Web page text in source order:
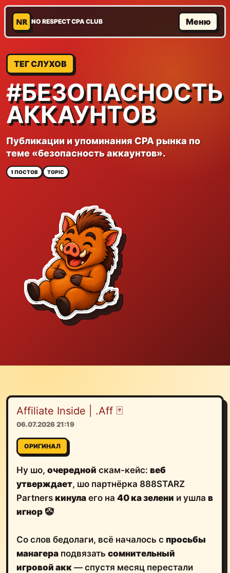
NR NO RESPECT CPA CLUB Меню
ТЕГ СЛУХОВ
#БЕЗОПАСНОСТЬ
АККАУНТОВ
Публикации и упоминания CPA рынка по
теме «безопасность аккаунтов».
1 ПОСТОВ TOPIC
Affiliate Inside | .Aff 🃏
06.07.2026 21:19
ОРИГИНАЛ
Ну шо, очередной скам-кейс: веб
утверждает, шо партнёрка 888STARZ
Partners кинула его на 40 ка зелени и ушла в
игнор 🤡
Со слов бедолаги, всё началось с просьбы
манагера подвязать сомнительный
игровой акк — спустя месяц перестали